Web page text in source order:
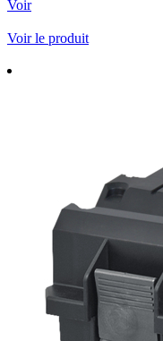
Voir
Voir le produit